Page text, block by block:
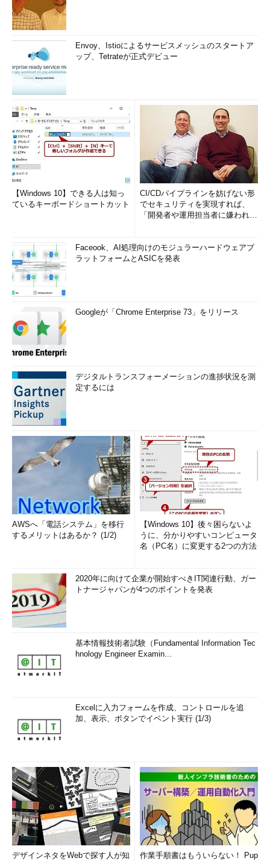
多様なレベルのIoTサービスを既に提供している。ソラコム
の買収で、通信技術への対応、回線・端末管理およびIoTシ
ステムの開発における通信・セキュリティ面での支援を強化
できる
KDDIソリューション事業本部ソリューション事業企画本部副
本部長の藤井彰人氏は、「全方位IoT」として、KDDIがB to B、
B to C双方で既に多様なIoTサービスを展開していることを説
明。提供端末は約2000種類に及ぶと話した。
一方、藤井氏は今後の新たなIoT関連ビジネス創出に向けて、
「データの見える化と価値化」、および「ユースケースの蓄積」
がカギになると見ているという。データの価値化については既に
データマーケットプレイスも提供しているが、端末、通信からデ
能を活用し、これにパートナーの商品やサービスを組み合わせ、
多様なニーズに応えることでユースケースを蓄積、その類型化に
よってさらに新しいサービス商品をつくっていくことを考えてい
るようだ。
なお、藤井氏は下の図を示し、KDDIはソラコムと、KDDIのコ
アネットワークについて、Software Definedな技術を活用した次
世代版の共同開発も進めると話した。詳細について質問してみた
が、同氏は言及を避けている。
Envoy、Istioによるサービスメッシュのスタートア
ップ、Tetrateが正式デビュー
【Windows 10】できる人は知っ
ているキーボードショートカット
CI/CDパイプラインを妨げない形
でセキュリティを実現すれば、
「開発者や運用担当者に嫌われな
Faceook、AI処理向けのモジュラーハードウェアプ
ラットフォームとASICを発表
Googleが「Chrome Enterprise 73」をリリース
デジタルトランスフォーメーションの進捗状況を測
定するには
AWSへ「電話システム」を移行
するメリットはあるか？ (1/2)
【Windows 10】後々困らないよ
うに、分かりやすいコンピュータ
名（PC名）に変更する2つの方法
2020年に向けて企業が開始すべきIT関連行動、ガー
トナージャパンが4つのポイントを発表
基本情報技術者試験（Fundamental Information Tec
hnology Engineer Examin...
Excelに入力フォームを作成、コントロールを追
加、表示、ボタンでイベント実行 (1/3)
デザインネタをWebで探す人が知
作業手順書はもういらない！ Pup